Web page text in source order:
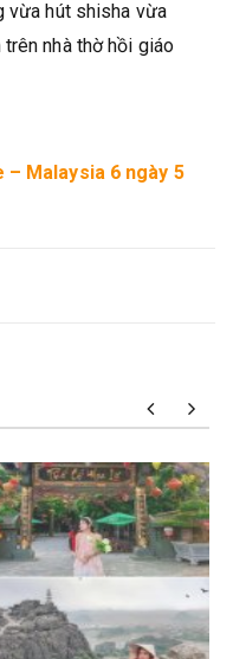
vừa hút shisha vừa
nhà thờ hồi giáo
Malaysia 6 ngày 5